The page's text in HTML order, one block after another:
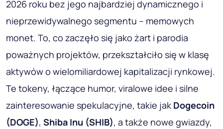
2026 roku bez jego najbardziej dynamicznego i
nieprzewidywalnego segmentu – memowych
monet. To, co zaczęło się jako żart i parodia
poważnych projektów, przekształciło się w klasę
aktywów o wielomiliardowej kapitalizacji rynkowej.
Te tokeny, łączące humor, viralowe idee i silne
zainteresowanie spekulacyjne, takie jak Dogecoin
(DOGE), Shiba Inu (SHIB), a także nowe gwiazdy,